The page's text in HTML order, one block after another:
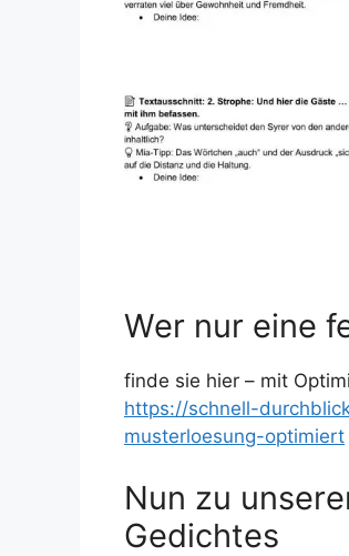
Wer nur eine
finde sie hier – mit
https://schnell-
musterloesung-optimiert
Nun zu
Gedichtes